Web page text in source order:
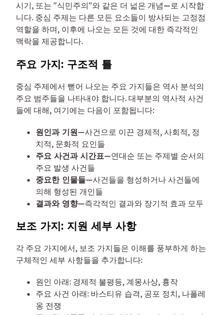
시기, 또는 "식민주의"와 같은 더 넓은 개념—로 시작합
니다. 중심 주제는 다른 모든 요소들이 방사되는 고정점
역할을 하며, 이후에 나오는 모든 것에 대한 즉각적인
맥락을 제공합니다.
주요 가지: 구조적 틀
중심 주제에서 뻗어 나오는 주요 가지들은 역사 분석의
주요 범주들을 나타내야 합니다. 대부분의 역사적 사건
들에 대해, 여기에는 다음이 포함됩니다:
원인과 기원—사건으로 이끈 경제적, 사회적, 정
치적, 문화적 요인들
주요 사건과 시간표—연대순 또는 주제별 순서의
주요 발생 사건들
중요한 인물들—사건들을 형성하거나 사건들에
의해 형성된 개인들
결과와 영향—즉각적인 결과와 장기적 효과 모두
보조 가지: 지원 세부 사항
각 주요 가지에서, 보조 가지들은 이해를 풍부하게 하는
구체적인 세부 사항들을 추가합니다:
원인 아래: 경제적 불평등, 계몽사상, 흉작
주요 사건 아래: 바스티유 습격, 공포 정치, 나폴레
옹 전쟁